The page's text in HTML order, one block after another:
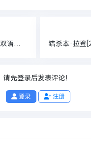
感官游戏[1999][外挂双语字幕][4K蓝光原盘REMUX][56.5G]
请先登录后发表评论！
登录 注册